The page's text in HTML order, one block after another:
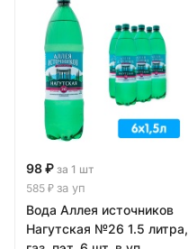
98 ₽ за 1 шт
585 ₽ за уп
Вода Аллея источников
Нагутская №26 1.5 литра,